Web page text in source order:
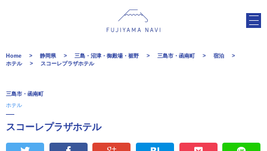
Home 静岡県 三島・沼津・御殿場・裾野 三島市・函南町
宿泊
ホテル
スコーレプラザホテル
三島市・函南町
ホテル
スコーレプラザホテル